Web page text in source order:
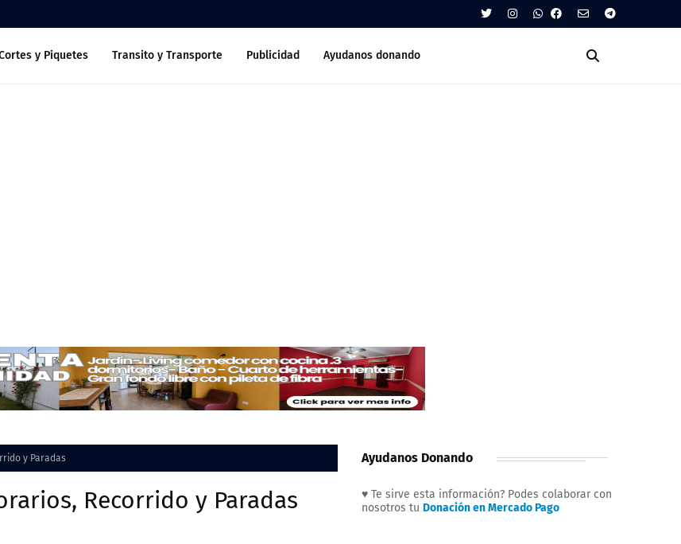
y Piquetes Transito y Transporte Publicidad Ayudanos donando
y Paradas
Recorrido y Paradas
Ayudanos Donando
♥ Te sirve esta información? Podes colaborar con
nosotros tu Donación en Mercado Pago